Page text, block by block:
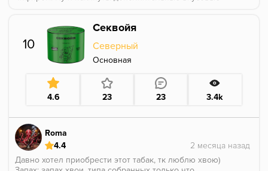
сложно понять, возможно что-то из сухофруктов).
Классический чифир мне заходит больше.
10
Секвойя
Северный
Основная
4.6 23 23 3.4k
Roma
4.4
Давно хотел приобрести этот табак, тк люблю хвою)